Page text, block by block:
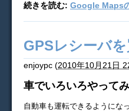
続きを読む: Google Maps
GPSレシーバ
enjoypc (2010年10月21日
車でいろいろやって
自動車も運転できるようにな